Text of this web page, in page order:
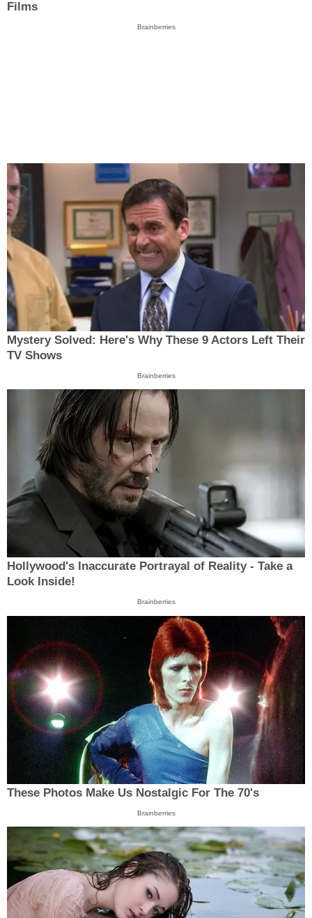
Films
Brainberries
Mystery Solved: Here's Why These 9 Actors Left Their
TV Shows
Brainberries
Hollywood's Inaccurate Portrayal of Reality - Take a
Look Inside!
Brainberries
These Photos Make Us Nostalgic For The 70's
Brainberries